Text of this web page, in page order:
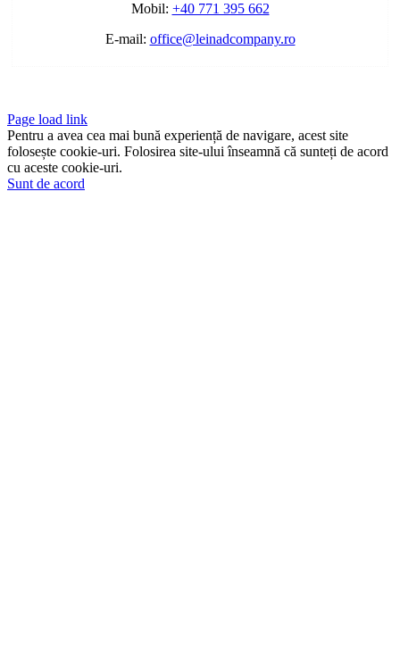
Mobil: +40 771 395 662
E-mail: office@leinadcompany.ro
Page load link
Pentru a avea cea mai bună experiență de navigare, acest site
folosește cookie-uri. Folosirea site-ului înseamnă că sunteți de acord
cu aceste cookie-uri.
Sunt de acord